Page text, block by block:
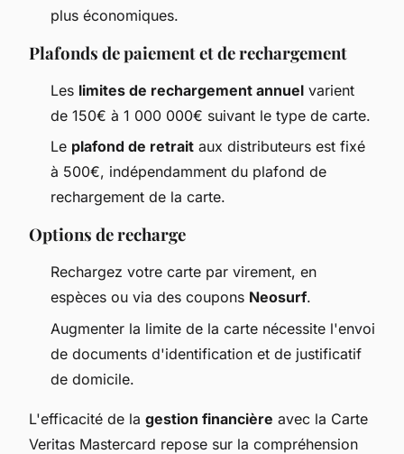
plus économiques.
Plafonds de paiement et de rechargement
Les limites de rechargement annuel varient
de 150€ à 1 000 000€ suivant le type de carte.
Le plafond de retrait aux distributeurs est fixé
à 500€, indépendamment du plafond de
rechargement de la carte.
Options de recharge
Rechargez votre carte par virement, en
espèces ou via des coupons Neosurf.
Augmenter la limite de la carte nécessite l'envoi
de documents d'identification et de justificatif
de domicile.
L'efficacité de la gestion financière avec la Carte
Veritas Mastercard repose sur la compréhension